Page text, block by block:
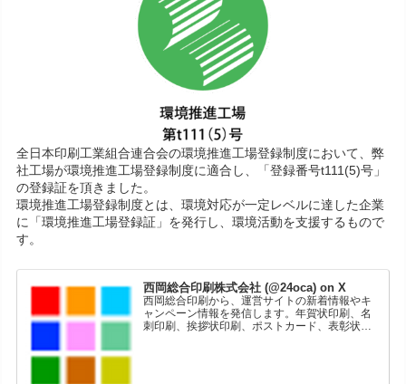
全日本印刷工業組合連合会の環境推進工場登録制度において、弊
社工場が環境推進工場登録制度に適合し、「登録番号t111(5)号」
の登録証を頂きました。
環境推進工場登録制度とは、環境対応が一定レベルに達した企業
に「環境推進工場登録証」を発行し、環境活動を支援するもので
す。
西岡総合印刷株式会社 (@24oca) on X
西岡総合印刷から、運営サイトの新着情報やキ
ャンペーン情報を発信します。年賀状印刷、名
刺印刷、挨拶状印刷、ポストカード、表彰状印